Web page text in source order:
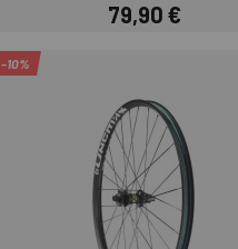
Precio
79,90 €
-10%